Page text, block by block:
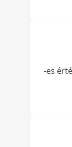
-es